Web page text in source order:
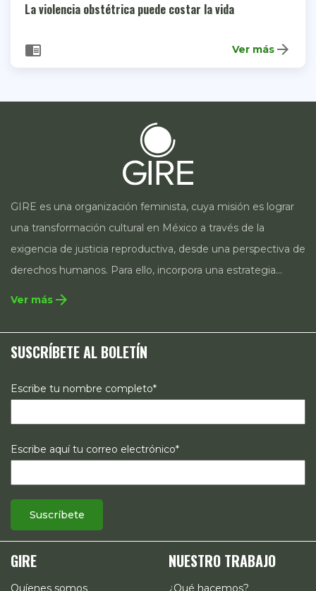
La violencia obstétrica puede costar la vida
chrome_reader_mode Ver más arrow_forward
GIRE es una organización feminista, cuya misión es lograr
una transformación cultural en México a través de la
exigencia de justicia reproductiva, desde una perspectiva de
derechos humanos. Para ello, incorpora una estrategia
integral que contempla la incidencia en legislación y
estrategias de comunicación e investigación sobre el
estado de los derechos reproductivos en México.
Ver más arrow_forward
SUSCRÍBETE AL BOLETÍN
Escribe tu nombre completo*
Escribe aquí tu correo electrónico*
GIRE NUESTRO TRABAJO